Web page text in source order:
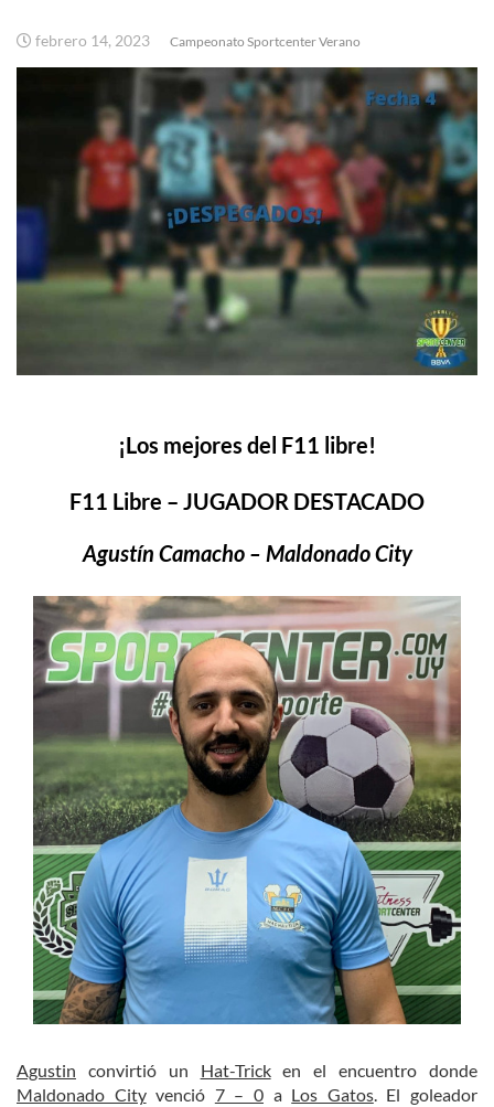
febrero 14, 2023 Campeonato Sportcenter Verano
¡Los mejores del F11 libre!
F11 Libre – JUGADOR DESTACADO
Agustín Camacho – Maldonado City
Agustin convirtió un Hat-Tricken el encuentro donde
Maldonado Cityvenció 7 – 0 a Los Gatos. El goleador